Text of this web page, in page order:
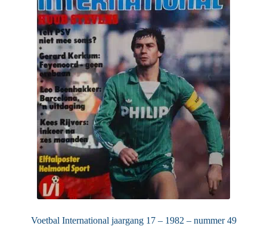
Voetbal International jaargang 17 – 1982 – nummer 49